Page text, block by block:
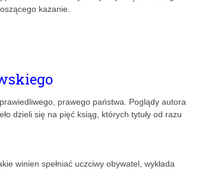
kazanie.
prawego państwa. Poglądy autora
dzieli się na pięć ksiąg, których tytuły od razu
winien spełniać uczciwy obywatel, wykłada